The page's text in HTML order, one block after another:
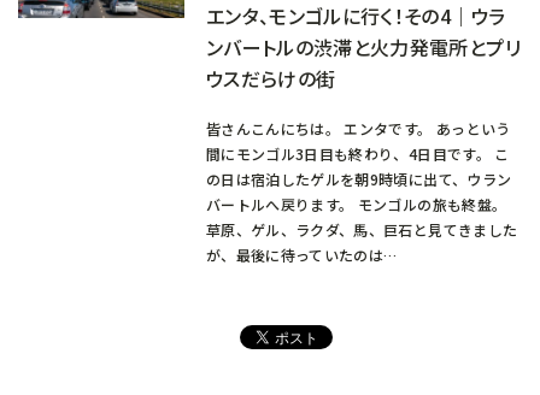
エンタ、モンゴルに行く！その4｜ウラ
ンバートルの渋滞と火力発電所とプリ
ウスだらけの街
皆さんこんにちは。 エンタです。 あっという
間にモンゴル3日目も終わり、4日目です。 こ
の日は宿泊したゲルを朝9時頃に出て、ウラン
バートルへ戻ります。 モンゴルの旅も終盤。
草原、ゲル、ラクダ、馬、巨石と見てきました
が、最後に待っていたのは…